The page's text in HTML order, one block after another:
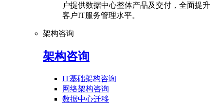
户提供数据中心整体产品及交付，全面提升
客户IT服务管理水平。
架构咨询
架构咨询
IT基础架构咨询
网络架构咨询
数据中心迁移